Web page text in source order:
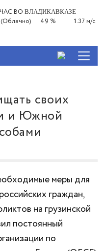
ВОВЛАДИКАВКАЗЕ
(Облачно) 49 % 1.37 м/с
своих
и Южной
меры для
граждан,
на грузинской
постоянный
по